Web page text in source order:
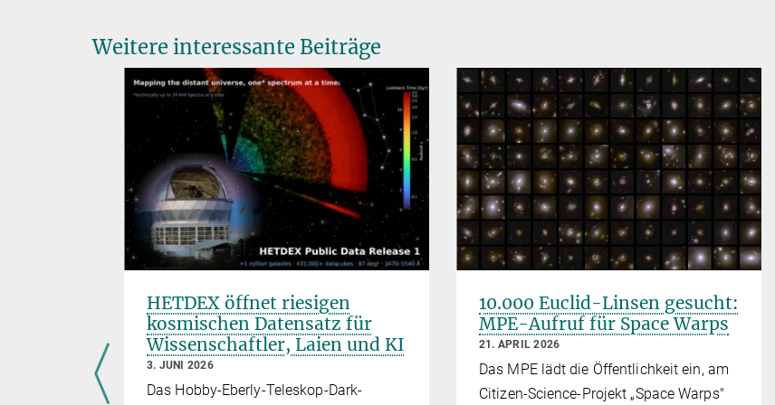
Weitere interessante Beiträge
HETDEX öffnet riesigen
kosmischen Datensatz für
Wissenschaftler, Laien und KI
3. JUNI 2026
Das Hobby-Eberly-Teleskop-Dark-
10.000 Euclid-Linsen gesucht:
MPE-Aufruf für Space Warps
21. APRIL 2026
Das MPE lädt die Öffentlichkeit ein, am
Citizen-Science-Projekt „Space Warps"